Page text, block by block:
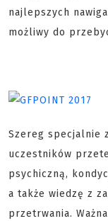
najlepszych
możliwy do
Szereg specjalnie
uczestników
psychiczną,
a także wiedzę z
przetrwania.